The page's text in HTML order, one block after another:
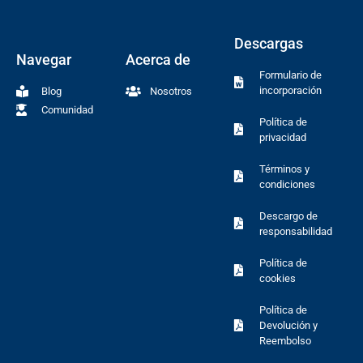
Navegar
Blog
Comunidad
Acerca de
Nosotros
Descargas
Formulario de
incorporación
Política de
privacidad
Términos y
condiciones
Descargo de
responsabilidad
Política de
cookies
Política de
Devolución y
Reembolso